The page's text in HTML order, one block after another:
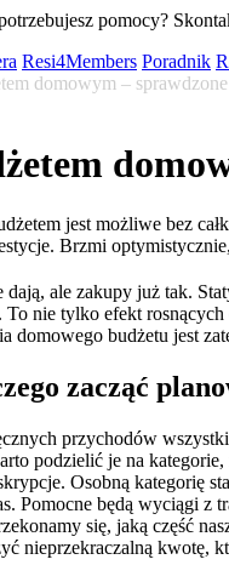
pomocy?
Resi4Members Poradnik
domowym –
jest możliwe bez
Brzmi
dają, ale zakupy już tak.
To nie tylko efekt
domowego budżetu jest
zacząć
przychodów
podzielić je na
Osobną kategorię
Pomocne będą wyciągi
się, jaką część
nieprzekraczalną kwotę,